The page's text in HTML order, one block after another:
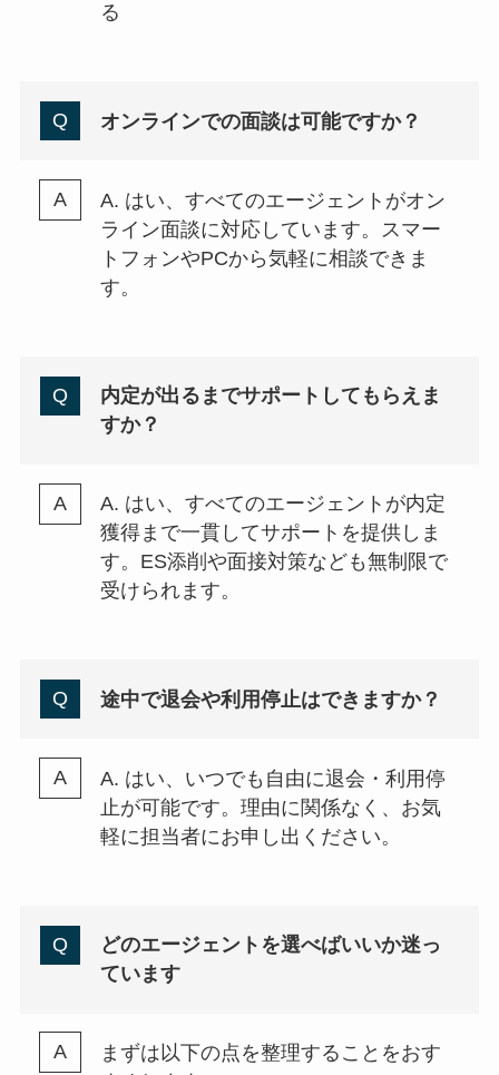
る
オンラインでの面談は可能ですか？
A. はい、すべてのエージェントがオン
ライン面談に対応しています。スマー
トフォンやPCから気軽に相談できま
す。
内定が出るまでサポートしてもらえま
すか？
A. はい、すべてのエージェントが内定
獲得まで一貫してサポートを提供しま
す。ES添削や面接対策なども無制限で
受けられます。
途中で退会や利用停止はできますか？
A. はい、いつでも自由に退会・利用停
止が可能です。理由に関係なく、お気
軽に担当者にお申し出ください。
どのエージェントを選べばいいか迷っ
ています
まずは以下の点を整理することをおす